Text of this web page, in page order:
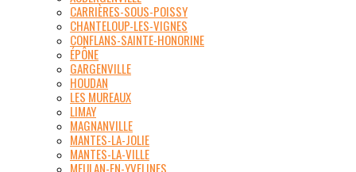
CARRIÈRES-SOUS-POISSY
CHANTELOUP-LES-VIGNES
CONFLANS-SAINTE-HONORINE
ÉPÔNE
GARGENVILLE
HOUDAN
LES MUREAUX
LIMAY
MAGNANVILLE
MANTES-LA-JOLIE
MANTES-LA-VILLE
MEULAN-EN-YVELINES